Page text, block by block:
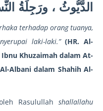
الدَّيُّوثُ ، ورَجِلَةُ
terhadap orang tuanya,
laki-laki.” (HR. Al-
Khuzaimah dalam At-
Albani dalam Shahih Al-
Rasulullahshallallahu